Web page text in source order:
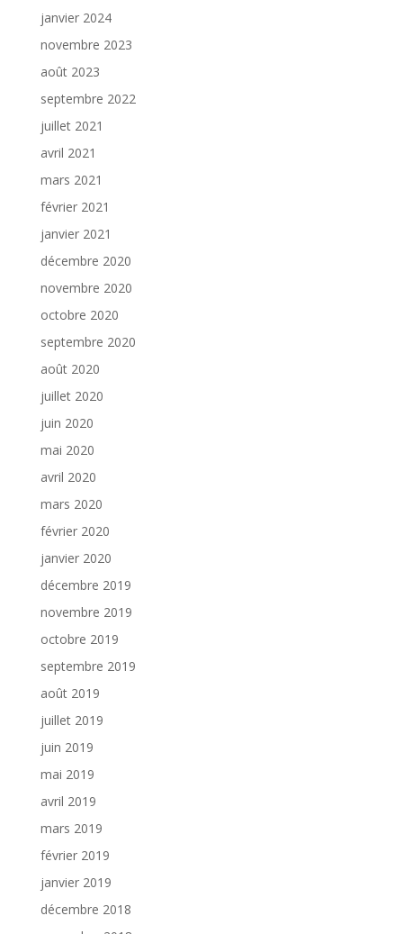
janvier 2024
novembre 2023
août 2023
septembre 2022
juillet 2021
avril 2021
mars 2021
février 2021
janvier 2021
décembre 2020
novembre 2020
octobre 2020
septembre 2020
août 2020
juillet 2020
juin 2020
mai 2020
avril 2020
mars 2020
février 2020
janvier 2020
décembre 2019
novembre 2019
octobre 2019
septembre 2019
août 2019
juillet 2019
juin 2019
mai 2019
avril 2019
mars 2019
février 2019
janvier 2019
décembre 2018